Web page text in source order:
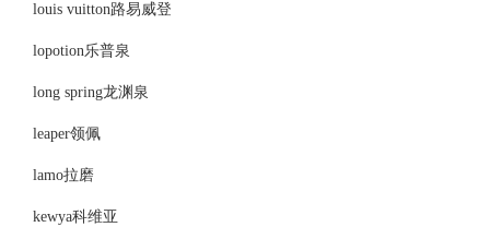
louis vuitton路易威登
lopotion乐普泉
long spring龙渊泉
leaper领佩
lamo拉磨
kewya科维亚